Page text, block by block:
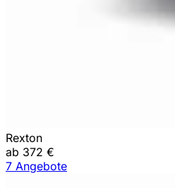
Rexton
ab 372 €
7 Angebote